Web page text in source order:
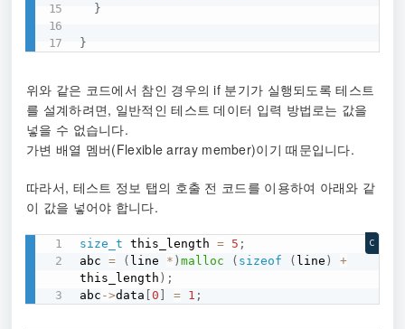
}
}
위와 같은 코드에서 참인 경우의 if 분기가 실행되도록 테스트
를 설계하려면, 일반적인 테스트 데이터 입력 방법로는 값을
넣을 수 없습니다.
가변 배열 멤버(Flexible array member)이기 때문입니다.
따라서, 테스트 정보 탭의 호출 전 코드를 이용하여 아래와 같
이 값을 넣어야 합니다.
size_t this_length = 5 ;
abc = ( line * )malloc ( sizeof ( line )
+
this_length ) ;
abc ->data [0 ] = 1 ;
C